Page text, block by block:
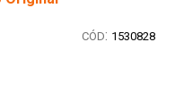
: 1530828